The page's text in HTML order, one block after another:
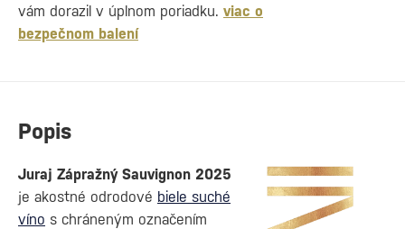
Popis
Juraj Zápražný Sauvignon 2025
je akostné odrodové biele suché
víno s chráneným označením
vám dorazil v úplnom poriadku. viac o
bezpečnom balení